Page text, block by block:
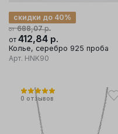
от 688,07р.
скидки до 40%
от 412,84 р.
Колье, серебро 925 проба
Арт. HNK90
0 отзывов